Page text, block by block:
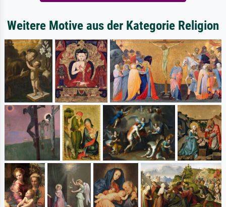
Weitere Motive aus der Kategorie Religion